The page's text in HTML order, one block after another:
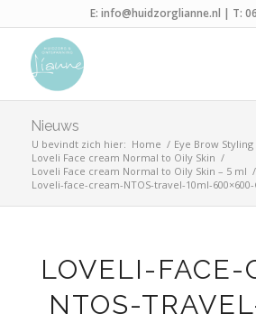
E: info@huidzorglianne.nl | T:
Nieuws
U bevindt zich hier: Home / Eye Brow Styling
Loveli Face cream Normal to Oily Skin /
Loveli Face cream Normal to Oily Skin – 5 ml /
Loveli-face-cream-NTOS-travel-10ml-600×600-
LOVELI-FACE-
NTOS-